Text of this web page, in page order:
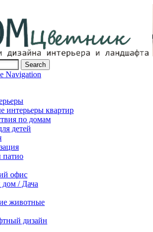
декор и обустройство дома.
Navigation
интерьеры квартир
по домам
детей
патио
офис
/ Дача
животные
дизайн